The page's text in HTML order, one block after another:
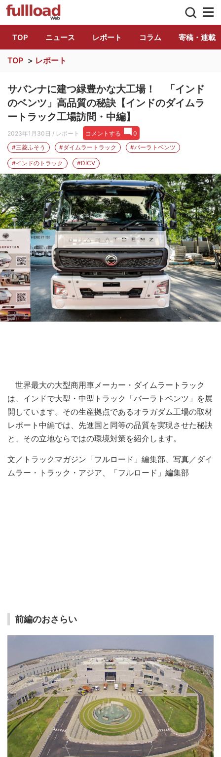
トラック総合情報誌「フルロード」公式
TOP ニュース レポート コラム 寄稿・連載
TOP > レポート
サバンナに建つ緑豊かな大工場！ 「インド
のベンツ」高品質の秘訣【インドのダイムラ
ートラック工場訪問・中編】
2023年1月30日 / レポート コメントする
0
#三菱ふそう
#ダイムラートラック #バーラトベンツ
#インドのトラック #DICV
世界最大の大型商用車メーカー・ダイムラートラック
は、インドで大型・中型トラック「バーラトベンツ」を展
開しています。その生産拠点であるオラガダム工場の取材
レポート中編では、先進国と同等の品質を実現させた秘訣
と、その立地ならではの環境対策を紹介します。
文／トラックマガジン「フルロード」編集部、写真／ダイ
ムラー・トラック・アジア、「フルロード」編集部
前編のおさらい